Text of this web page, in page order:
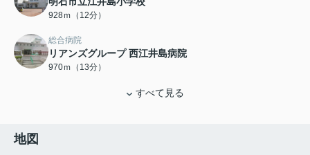
928ｍ（12分）
総合病院
リアンズグループ 西江井島病院
970ｍ（13分）
すべて見る
地図